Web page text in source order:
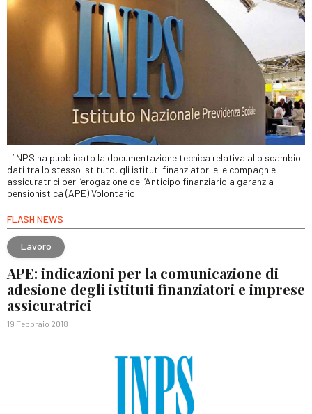
L’INPS ha pubblicato la documentazione tecnica relativa allo scambio
dati tra lo stesso Istituto, gli istituti finanziatori e le compagnie
assicuratrici per l’erogazione dell’Anticipo finanziario a garanzia
pensionistica (APE) Volontario.
FLASH NEWS
Lavoro
APE: indicazioni per la comunicazione di
adesione degli istituti finanziatori e imprese
assicuratrici
19 Febbraio 2018